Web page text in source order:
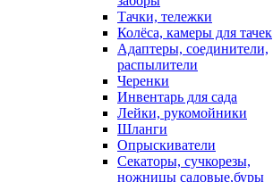
Тачки, тележки
Колёса, камеры для тачек
Адаптеры, соединители,
распылители
Черенки
Инвентарь для сада
Лейки, рукомойники
Шланги
Опрыскиватели
Секаторы, сучкорезы,
ножницы садовые,буры